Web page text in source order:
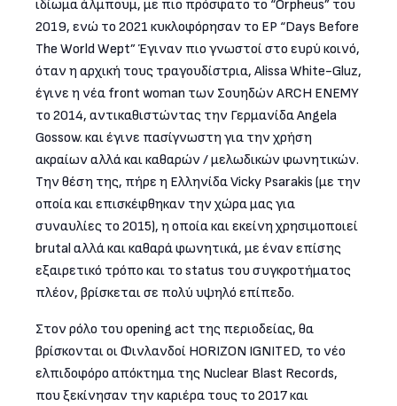
ιδίωμα άλμπουμ, με πιο πρόσφατο το “Orpheus” του
2019, ενώ το 2021 κυκλοφόρησαν το EP “Days Before
The World Wept” Έγιναν πιο γνωστοί στο ευρύ κοινό,
όταν η αρχική τους τραγουδίστρια, Alissa White-Gluz,
έγινε η νέα front woman των Σουηδών ARCH ENEMY
το 2014, αντικαθιστώντας την Γερμανίδα Angela
Gossow. και έγινε πασίγνωστη για την χρήση
ακραίων αλλά και καθαρών / μελωδικών φωνητικών.
Την θέση της, πήρε η Ελληνίδα Vicky Psarakis (με την
οποία και επισκέφθηκαν την χώρα μας για
συναυλίες το 2015), η οποία και εκείνη χρησιμοποιεί
brutal αλλά και καθαρά φωνητικά, με έναν επίσης
εξαιρετικό τρόπο και το status του συγκροτήματος
πλέον, βρίσκεται σε πολύ υψηλό επίπεδο.
Στον ρόλο του opening act της περιοδείας, θα
βρίσκονται οι Φινλανδοί HORIZON IGNITED, το νέο
ελπιδοφόρο απόκτημα της Nuclear Blast Records,
που ξεκίνησαν την καριέρα τους το 2017 και